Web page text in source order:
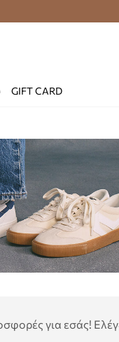
Club
GIFT CARD
για εσάς!